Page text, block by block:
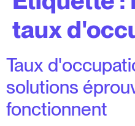
taux
Taux
solutions
fonctionnent